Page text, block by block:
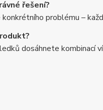
řešení?
problému –
dosáhnete kombinací